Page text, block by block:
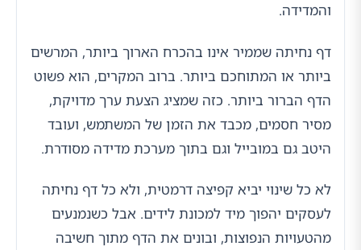
והמדידה.
דף נחיתה שממיר אינו בהכרח הארוך ביותר, המרשים
ביותר או המתוחכם ביותר. ברוב המקרים, הוא פשוט
הדף הברור ביותר. כזה שמציג הצעת ערך מדויקת,
מסיר חסמים, מכבד את הזמן של המשתמש, ועובד
היטב גם במובייל וגם בתוך מערכת מדידה מסודרת.
לא כל שינוי יביא קפיצה דרמטית, ולא כל דף נחיתה
לעסקים יהפוך מיד למכונת לידים. אבל כשנמנעים
מהטעויות הנפוצות, ובונים את הדף מתוך חשיבה